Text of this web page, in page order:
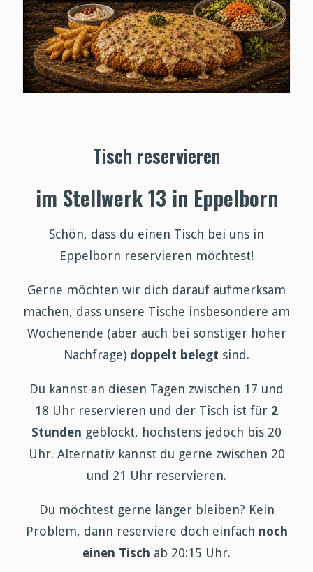
Tisch reservieren
im Stellwerk 13 in Eppelborn
Schön, dass du einen Tisch bei uns in
Eppelborn reservieren möchtest!
Gerne möchten wir dich darauf aufmerksam
machen, dass unsere Tische insbesondere am
Wochenende (aber auch bei sonstiger hoher
Nachfrage) doppelt belegt sind.
Du kannst an diesen Tagen zwischen 17 und
18 Uhr reservieren und der Tisch ist für 2
Stunden geblockt, höchstens jedoch bis 20
Uhr. Alternativ kannst du gerne zwischen 20
und 21 Uhr reservieren.
Du möchtest gerne länger bleiben? Kein
Problem, dann reserviere doch einfach noch
einen Tisch ab 20:15 Uhr.